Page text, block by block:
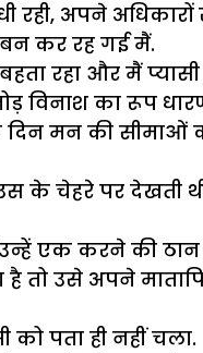
अपने
कर रह गई मैं.
रहा और मैं प्यासी
विनाश का रूप
मन की
पर देखती थी.
एक करने की ठान
तो उसे अपने
पता ही नहीं चला.